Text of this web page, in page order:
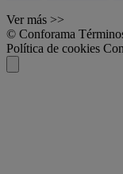
Ver más >>
© Conforama
Política de cookies